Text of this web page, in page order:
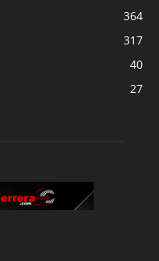
364
317
40
27